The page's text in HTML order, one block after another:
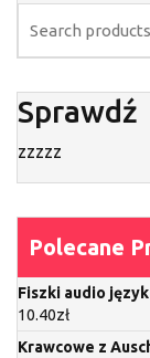
Sprawdź
zzzzz
Polecane
Fiszki audio
10.40zł
Krawcowe z